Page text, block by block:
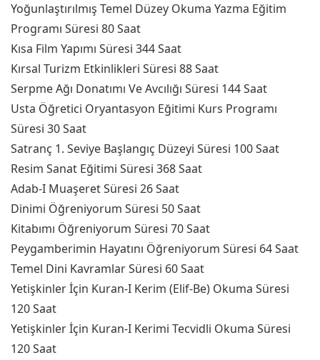
Yoğunlaştırılmış Temel Düzey Okuma Yazma Eğitim
Programı Süresi 80 Saat
Kısa Film Yapımı Süresi 344 Saat
Kırsal Turizm Etkinlikleri Süresi 88 Saat
Serpme Ağı Donatımı Ve Avcılığı Süresi 144 Saat
Usta Öğretici Oryantasyon Eğitimi Kurs Programı
Süresi 30 Saat
Satranç 1. Seviye Başlangıç Düzeyi Süresi 100 Saat
Resim Sanat Eğitimi Süresi 368 Saat
Adab-I Muaşeret Süresi 26 Saat
Dinimi Öğreniyorum Süresi 50 Saat
Kitabımı Öğreniyorum Süresi 70 Saat
Peygamberimin Hayatını Öğreniyorum Süresi 64 Saat
Temel Dini Kavramlar Süresi 60 Saat
Yetişkinler İçin Kuran-I Kerim (Elif-Be) Okuma Süresi
120 Saat
Yetişkinler İçin Kuran-I Kerimi Tecvidli Okuma Süresi
120 Saat